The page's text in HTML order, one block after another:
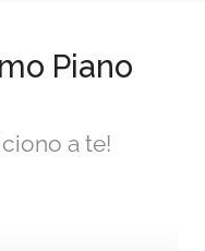
Piano
a te!